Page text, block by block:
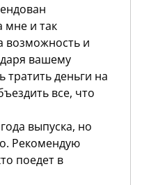
мне и так
возможность и
вашему
деньги на
все, что
выпуска, но
Рекомендую
поедет в